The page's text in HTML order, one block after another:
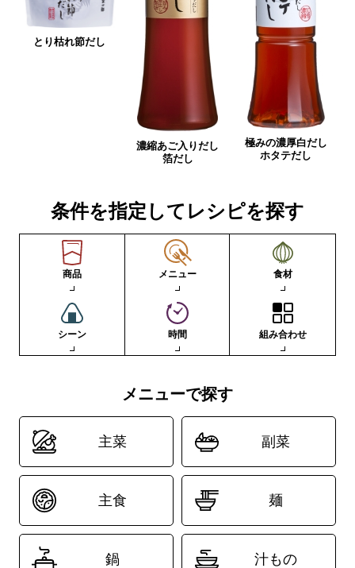
とり枯れ節だし
濃縮あご入りだし
箔だし
極みの濃厚白だし
ホタテだし
条件を指定してレシピを探す
商品 メニュー 食材
シーン 時間 組み合わせ
メニューで探す
主菜 副菜
主食 麺
鍋 汁もの